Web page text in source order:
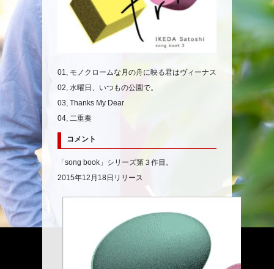
01, モノクロームな月の舟に映る君はヴィーナス
02, 水曜日、いつもの公園で。
03, Thanks My Dear
04, 二重奏
コメント
「song book」シリーズ第３作目。
2015年12月18日リリース